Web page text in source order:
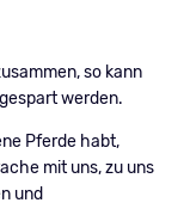
so kann
werden.
Pferde habt,
mit uns, zu uns
und